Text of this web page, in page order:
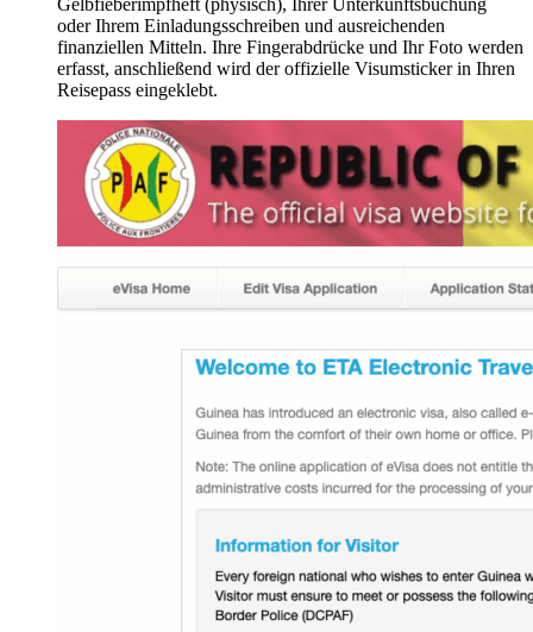
Gelbfieberimpfheft (physisch), Ihrer Unterkunftsbuchung
oder Ihrem Einladungsschreiben und ausreichenden
finanziellen Mitteln. Ihre Fingerabdrücke und Ihr Foto werden
erfasst, anschließend wird der offizielle Visumsticker in Ihren
Reisepass eingeklebt.